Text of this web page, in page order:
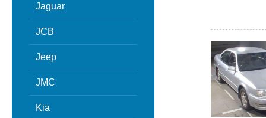
Jaguar
JCB
Jeep
JMC
Kia